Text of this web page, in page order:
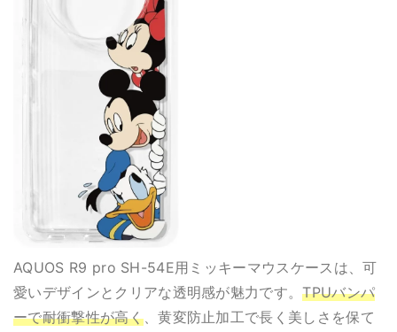
AQUOS R9 pro SH-54E用ミッキーマウスケースは、可
愛いデザインとクリアな透明感が魅力です。TPUバンパ
ーで耐衝撃性が高く、黄変防止加工で長く美しさを保て